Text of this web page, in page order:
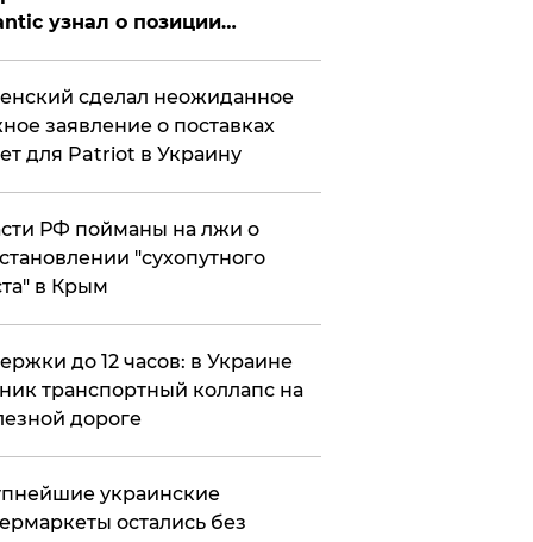
узнал о позиции
сделал неожиданное
заявление о поставках
для Patriot в Украину
РФ пойманы на лжи о
"сухопутного
в Крым
до 12 часов: в Украине
транспортный коллапс на
дороге
украинские
остались без